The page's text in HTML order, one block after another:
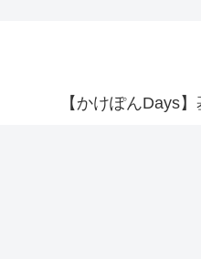
【かけぽんDays